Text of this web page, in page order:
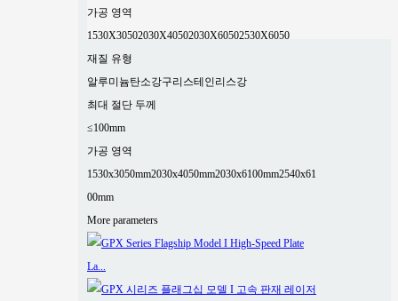
가공 영역
1530X30502030X40502030X60502530X6050
재질 유형
알루미늄탄소강구리스테인리스강
최대 절단 두께
≤100mm
가공 영역
1530x3050mm2030x4050mm2030x6100mm2540x61
00mm
More parameters